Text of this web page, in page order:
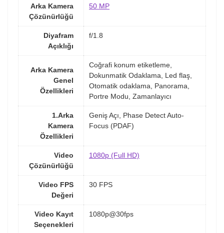
Arka Kamera
Çözünürlüğü
50 MP
Diyafram
Açıklığı
f/1.8
Arka Kamera
Genel
Özellikleri
Coğrafi konum etiketleme,
Dokunmatik Odaklama, Led flaş,
Otomatik odaklama, Panorama,
Portre Modu, Zamanlayıcı
1.Arka
Kamera
Özellikleri
Geniş Açı, Phase Detect Auto-
Focus (PDAF)
Video
Çözünürlüğü
1080p (Full HD)
Video FPS
Değeri
30 FPS
Video Kayıt
Seçenekleri
1080p@30fps